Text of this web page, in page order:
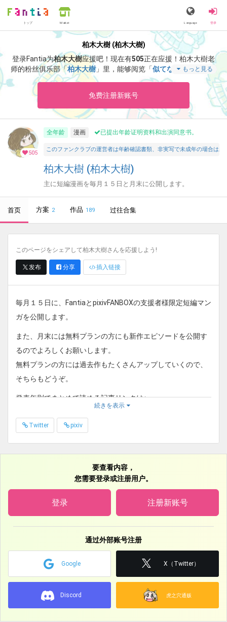
トップ Market Language 登录
柏木大樹 (柏木大樹)
登录Fantia为柏木大樹应援吧！ 现在有505正在应援！ 柏木大樹老
师的粉丝俱乐部「柏木大樹」里，能够阅览「似てない兄妹」等特
もっと見る
免费注册新账号
505
全年龄 漫画 已提出年龄证明资料和出演同意书。
このファンクラブの運営者は年齢確認書類、非実写で未成年の場合は
柏木大樹 (柏木大樹)
主に短編漫画を毎月１５日と月末に公開します。
首页 方案 2 作品 189 过往合集
このページをシェアして柏木大樹さんを応援しよう!
发布 分享 插入链接
毎月１５日に、FantiaとpixivFANBOXの支援者様限定短編マン
ガを公開します。
また、月末には無料プランの方にも新作エピソードを公開す
るのでよろしくお願いします。
無料プランの方には過去作もたくさんアップしていくので、
そちらもどうぞ。
発表年別でまとめて読める記事リンクは↓。
NEW２０２５年NEW
https://fantia.jp/posts/4102093
https://fantia.jp/posts/3488642
https://fantia.jp/posts/2813240
２０２２年
２０２１年
https://fantia.jp/posts/1321364
２０２０年
https://fantia.jp/posts/976289
続きを表示
Twitter pixiv
要查看内容，
您需要登录或注册用户。
登录 注册新账号
通过外部账号注册
Google X（Twitter）
Discord 虎之穴通贩